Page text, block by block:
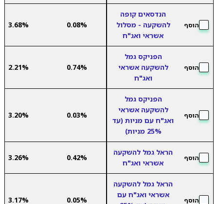
הוסף
הנדסאים קופה
להשקעה - מסלול
אשראי ואג"ח
0.08%
3.68%
הוסף
הפניקס גמל
להשקעה אשראי
ואג"ח
0.74%
2.21%
הוסף
הפניקס גמל
להשקעה אשראי
ואג"ח עם מניות (עד
25% מניות)
0.03%
3.20%
הוסף
הראל גמל להשקעה
אשראי ואג"ח
0.42%
3.26%
הוסף
הראל גמל להשקעה
אשראי ואג"ח עם
0.05%
3.17%